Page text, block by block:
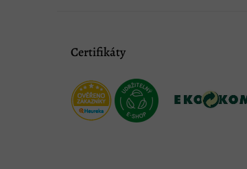
Certifikáty